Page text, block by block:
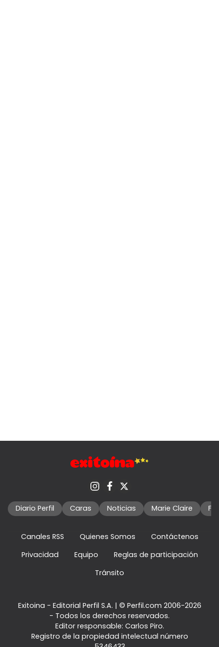
Diario Perfil Caras Noticias Marie Claire
Canales RSS Quienes Somos
Contáctenos
Privacidad
Equipo
Reglas de participación
Tránsito
Exitoina - Editorial Perfil S.A. | © Perfil.com 2006-2026
- Todos los derechos reservados.
Editor responsable: Carlos Piro.
Registro de la propiedad intelectual número